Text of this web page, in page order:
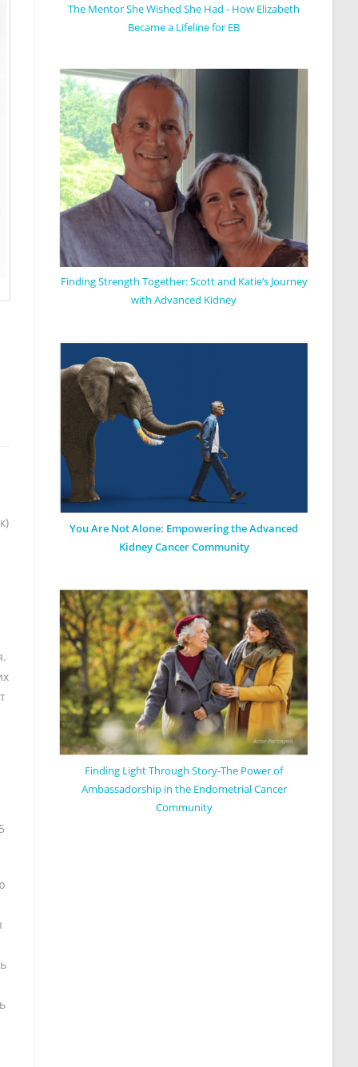
The Mentor She Wished She Had - How Elizabeth
Became a Lifeline for EB
Finding Strength Together: Scott and Katie’s Journey
with Advanced Kidney
You Are Not Alone: Empowering the Advanced
Kidney Cancer Community
Finding Light Through Story-The Power of
Ambassadorship in the Endometrial Cancer
Community